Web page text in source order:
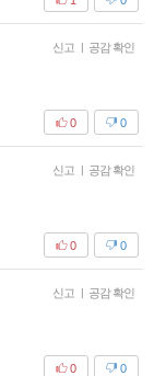
신고 | 공감 확인
0
0
신고 | 공감 확인
0
0
신고 | 공감 확인
0
0